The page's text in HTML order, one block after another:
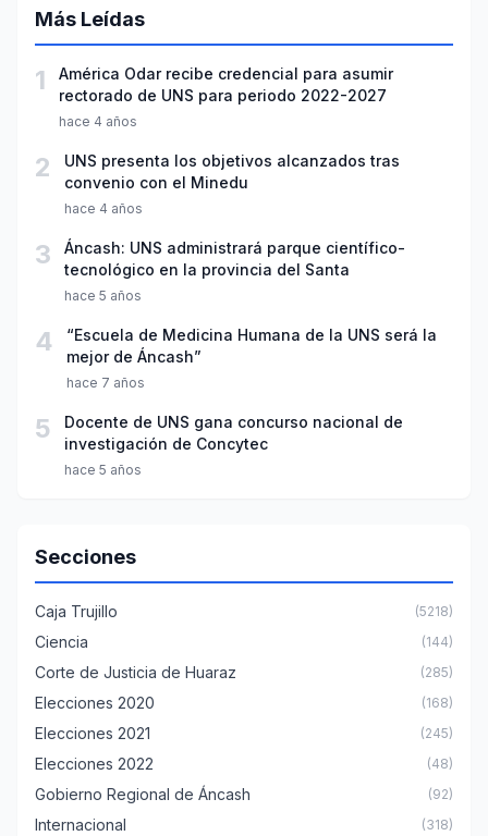
Más Leídas
1
América Odar recibe credencial para asumir
rectorado de UNS para periodo 2022-2027
hace 4 años
2
UNS presenta los objetivos alcanzados tras
convenio con el Minedu
hace 4 años
3
Áncash: UNS administrará parque científico-
tecnológico en la provincia del Santa
hace 5 años
4
“Escuela de Medicina Humana de la UNS será la
mejor de Áncash”
hace 7 años
5
Docente de UNS gana concurso nacional de
investigación de Concytec
hace 5 años
Secciones
Caja Trujillo (5218)
Ciencia (144)
Corte de Justicia de Huaraz (285)
Elecciones 2020 (168)
Elecciones 2021 (245)
Elecciones 2022 (48)
Gobierno Regional de Áncash (92)
Internacional (318)